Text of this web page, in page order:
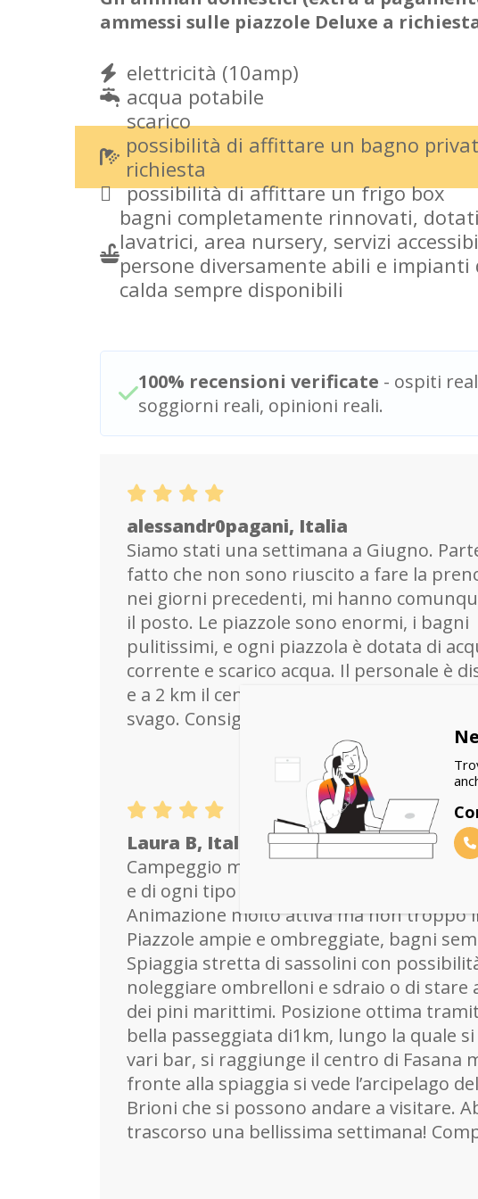
ammessi sulle piazzole Deluxe a
elettricità (10amp)
acqua potabile
scarico
possibilità di affittare un bagno
richiesta
possibilità di affittare un frigo box
bagni completamente rinnovati,
lavatrici, area nursery, servizi
persone diversamente abili e impianti
calda sempre disponibili
100% recensioni verificate - ospiti
soggiorni reali, opinioni reali.
alessandr0pagani, Italia
Siamo stati una settimana a Giugno.
fatto che non sono riuscito a fare la
nei giorni precedenti, mi hanno
il posto. Le piazzole sono enormi, i bagni
pulitissimi, e ogni piazzola è dotata di
corrente e scarico acqua. Il personale è
e a 2 km il centro offre tantissime
svago. Consiglierò questo posto.
Laura B, Italia
Campeggio molto bello, fornito di
e di ogni tipo di svago per grandi e
Animazione molto attiva ma non troppo
Piazzole ampie e ombreggiate, bagni
Spiaggia stretta di sassolini con
noleggiare ombrelloni e sdraio o di stare
dei pini marittimi. Posizione ottima
bella passeggiata di1km, lungo la quale
vari bar, si raggiunge il centro di Fasana
fronte alla spiaggia si vede l’arcipelago
Brioni che si possono andare a visitare.
trascorso una bellissima settimana!